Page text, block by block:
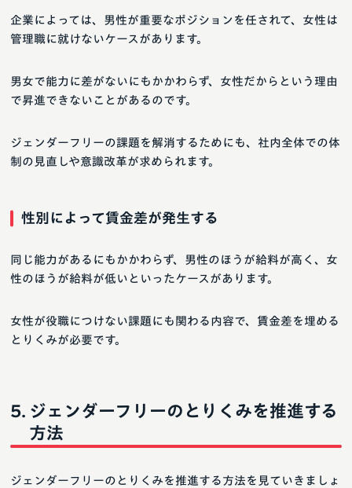
企業によっては、男性が重要なポジションを任されて、女性は
管理職に就けないケースがあります。
男女で能力に差がないにもかかわらず、女性だからという理由
で昇進できないことがあるのです。
ジェンダーフリーの課題を解消するためにも、社内全体での体
制の見直しや意識改革が求められます。
性別によって賃金差が発生する
同じ能力があるにもかかわらず、男性のほうが給料が高く、女
性のほうが給料が低いといったケースがあります。
女性が役職につけない課題にも関わる内容で、賃金差を埋める
とりくみが必要です。
ジェンダーフリーのとりくみを推進する
方法
ジェンダーフリーのとりくみを推進する方法を見ていきましょ